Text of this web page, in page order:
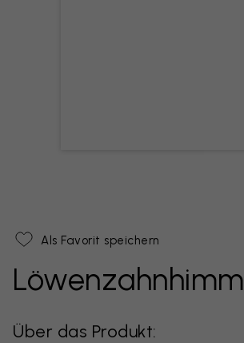
Als Favorit speichern
Über das Produkt: